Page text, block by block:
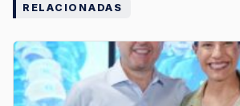
RELACIONADAS